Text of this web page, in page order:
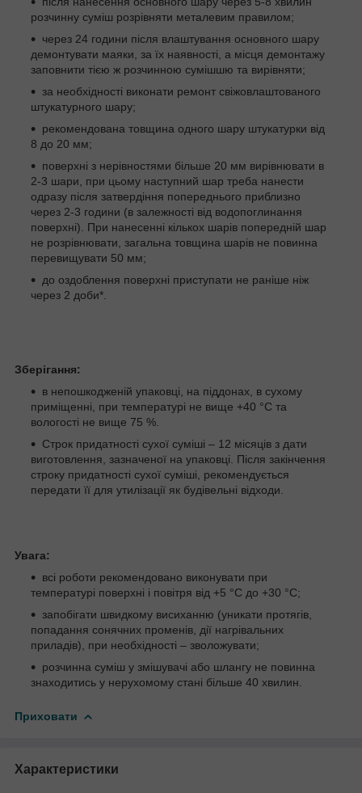
розчинну суміш розрівняти металевим правилом;
через 24 години після влаштування основного шару
демонтувати маяки, за їх наявності, а місця демонтажу
заповнити тією ж розчинною сумішшю та вирівняти;
за необхідності виконати ремонт свіжовлаштованого
штукатурного шару;
рекомендована товщина одного шару штукатурки від
8 до 20 мм;
поверхні з нерівностями більше 20 мм вирівнювати в
2-3 шари, при цьому наступний шар треба нанести
одразу після затвердіння попереднього приблизно
через 2-3 години (в залежності від водопоглинання
поверхні). При нанесенні кількох шарів попередній шар
не розрівнювати, загальна товщина шарів не повинна
перевищувати 50 мм;
до оздоблення поверхні приступати не раніше ніж
через 2 доби*.
Зберігання:
в непошкодженій упаковці, на піддонах, в сухому
приміщенні, при температурі не вище +40 °С та
вологості не вище 75 %.
Строк придатності сухої суміші – 12 місяців з дати
виготовлення, зазначеної на упаковці. Після закінчення
строку придатності сухої суміші, рекомендується
передати її для утилізації як будівельні відходи.
Увага:
всі роботи рекомендовано виконувати при
температурі поверхні і повітря від +5 °С до +30 °С;
запобігати швидкому висиханню (уникати протягів,
попадання сонячних променів, дії нагрівальних
приладів), при необхідності – зволожувати;
розчинна суміш у змішувачі або шлангу не повинна
знаходитись у нерухомому стані більше 40 хвилин.
Приховати
Характеристики